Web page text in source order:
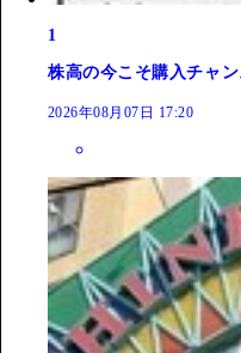
1
株高の今こそ購入チャ
2026年08月07日 17:20